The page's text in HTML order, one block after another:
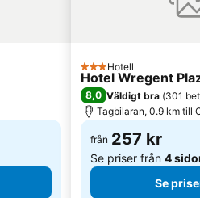
3 Stjärnor
Hotell
Hotel Wregent
8,0 Väldigt bra (301
Tagbilaran, 0.9 km till
från 257 kr
Se priser från 4
Se